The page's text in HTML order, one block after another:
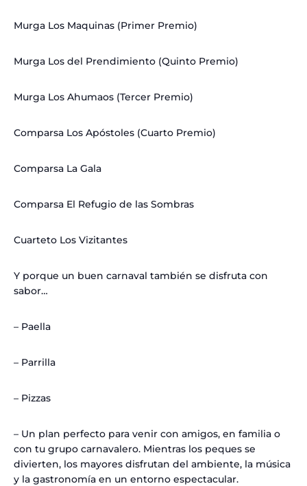
Murga Los Maquinas (Primer Premio)
Murga Los del Prendimiento (Quinto Premio)
Murga Los Ahumaos (Tercer Premio)
Comparsa Los Apóstoles (Cuarto Premio)
Comparsa La Gala
Comparsa El Refugio de las Sombras
Cuarteto Los Vizitantes
Y porque un buen carnaval también se disfruta con
sabor…
– Paella
– Parrilla
– Pizzas
– Un plan perfecto para venir con amigos, en familia o
con tu grupo carnavalero. Mientras los peques se
divierten, los mayores disfrutan del ambiente, la música
y la gastronomía en un entorno espectacular.